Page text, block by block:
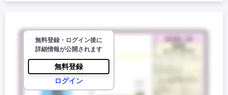
無料登録・ログイン後に
詳細情報が公開されます
無料登録
ログイン